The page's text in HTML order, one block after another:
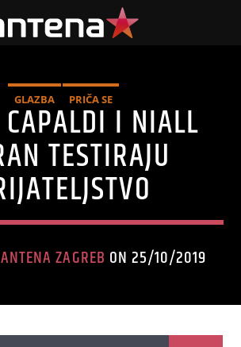
GLAZBA PRIČA SE I NIALL
TESTIRAJU
ANTENA ZAGREB ON 25/10/2019